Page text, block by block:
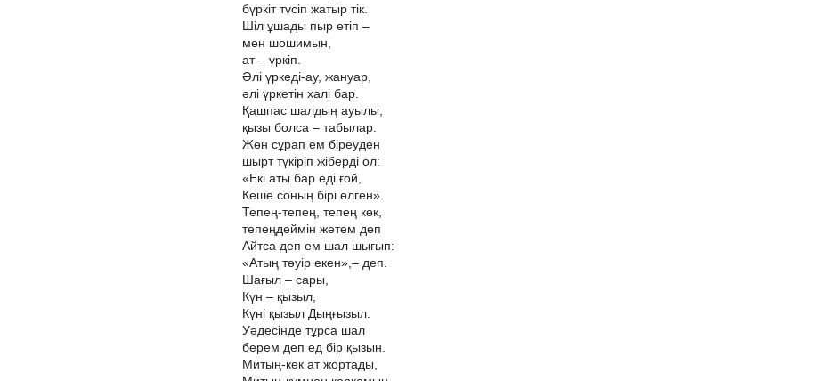
бүркіт түсіп жатыр тік.
Шіл ұшады пыр етіп –
мен шошимын,
ат – үркіп.
Әлі үркеді-ау, жануар,
әлі үркетін халі бар.
Қашпас шалдың ауылы,
қызы болса – табылар.
Жөн сұрап ем біреуден
шырт түкіріп жіберді ол:
«Екі аты бар еді ғой,
Кеше соның бірі өлген».
Тепең-тепең, тепең көк,
тепеңдеймін жетем деп
Айтса деп ем шал шығып:
«Атың тәуір екен»,– деп.
Шағыл – сары,
Күн – қызыл,
Күні қызыл Дыңғызыл.
Уәдесінде тұрса шал
берем деп ед бір қызын.
Митың-көк ат жортады,